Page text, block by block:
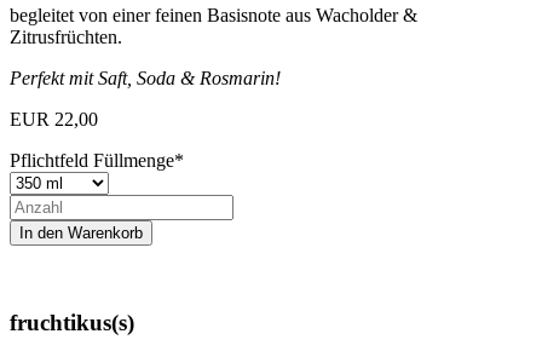
begleitet von einer feinen Basisnote aus Wacholder &
Zitrusfrüchten.
Perfekt mit Saft, Soda & Rosmarin!
EUR 22,00
Pflichtfeld Füllmenge*
fruchtikus(s)